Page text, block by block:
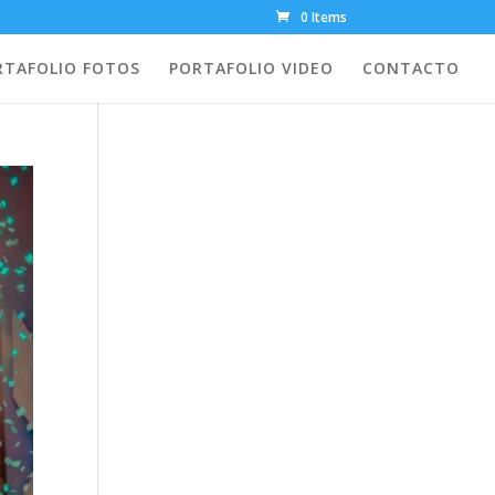
0 Items
FOTOS PORTAFOLIO VIDEO CONTACTO